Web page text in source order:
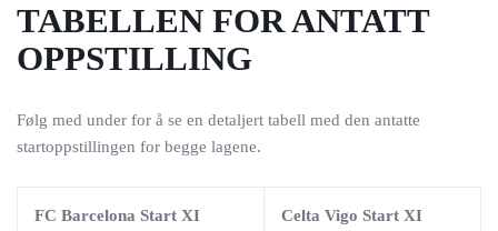
TABELLEN FOR ANTATT
OPPSTILLING
Følg med under for å se en detaljert tabell med den antatte
startoppstillingen for begge lagene.
FC Barcelona Start XI Celta Vigo Start XI